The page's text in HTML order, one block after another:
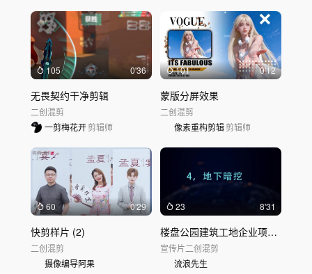
105 0'36
无畏契约干净剪辑
二创混剪
一剪梅花开剪辑师
101 0'12
蒙版分屏效果
二创混剪
像素重构剪辑剪辑师
60 0'29
快剪样片 (2)
二创混剪
摄像编导阿果
23 8'31
楼盘公园建筑工地企业项目企业宣传片
宣传片二创混剪
流浪先生